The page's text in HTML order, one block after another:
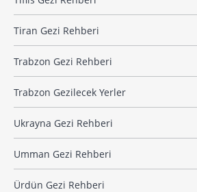
Tiran Gezi Rehberi
Trabzon Gezi Rehberi
Trabzon Gezilecek Yerler
Ukrayna Gezi Rehberi
Umman Gezi Rehberi
Ürdün Gezi Rehberi